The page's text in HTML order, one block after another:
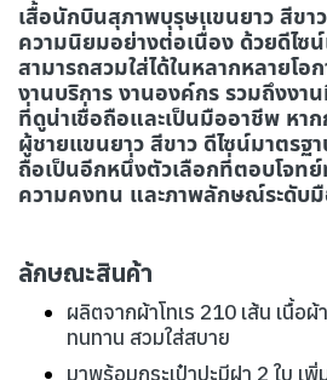
เสื้อนักบินสุภาพบุรุษแขนยาว สีขา
ความนิยมอย่างต่อเนื่อง ด้วยดีไซ
สามารถสวมใส่ได้ในหลากหลายโอ
งานบริการ งานองค์กร รวมถึงง
ที่ดูน่าเชื่อถือและเป็นมืออาชีพ หา
ผู้ชายแขนยาว สีขาว ดีไซน์มาตรฐ
ถือเป็นอีกหนึ่งตัวเลือกที่ตอบโจท
ความคงทน และภาพลักษณ์ระดับ
ลักษณะสินค้า
ผลิตจากผ้าโทเร 210 เส้น เนื้อ
ทนทาน สวมใส่สบาย
มาพร้อมกระเป๋าปะมีฝา 2 ใบ เ